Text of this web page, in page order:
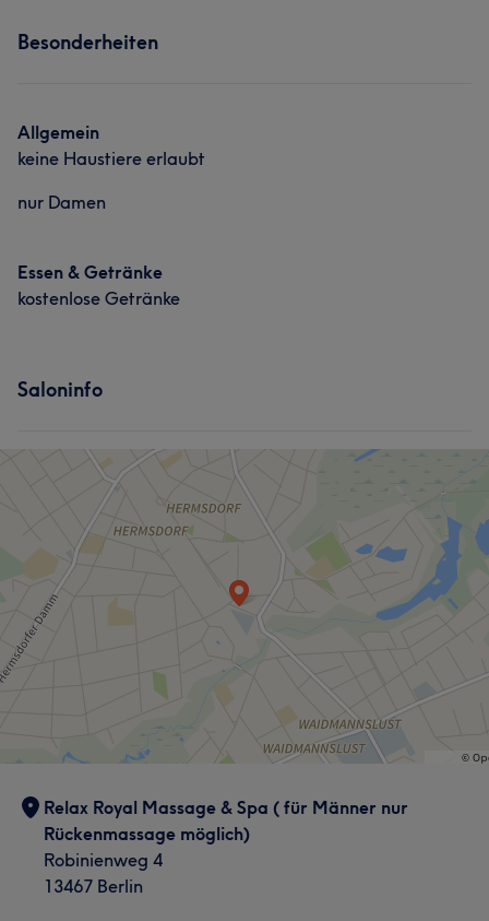
Besonderheiten
Allgemein
keine Haustiere erlaubt
nur Damen
Essen & Getränke
kostenlose Getränke
Saloninfo
Relax Royal Massage & Spa ( für Männer nur
Rückenmassage möglich)
Robinienweg 4
13467 Berlin